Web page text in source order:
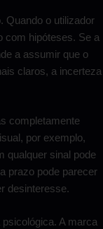
Quando o utilizador
com hipóteses. Se a
a assumir que o
claros, a incerteza
completamente
por exemplo,
qualquer sinal pode
prazo pode parecer
desinteresse.
A marca